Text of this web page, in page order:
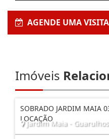
AGENDE UMA VISITA
Imóveis
SOBRADO JARDIM MAIA
LOCAÇÃO
Jardim Maia - Guarulhos